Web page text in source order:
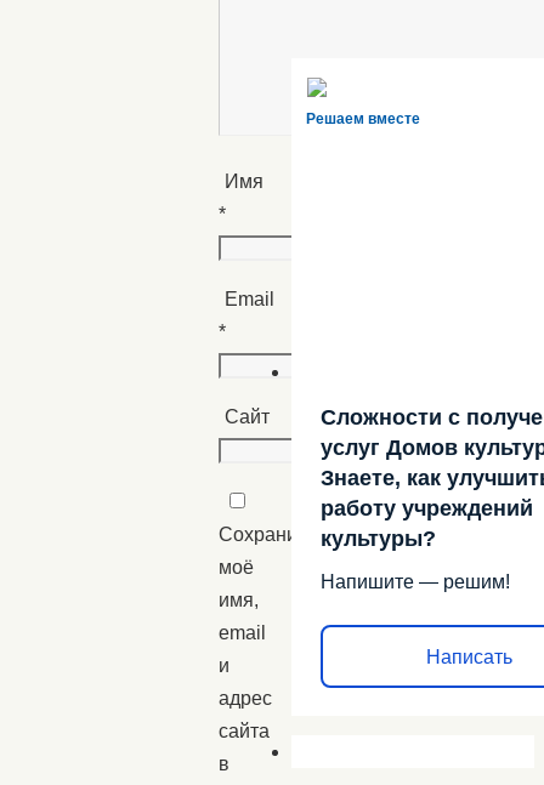
Имя
*
Email
*
Сайт
Сохранить
моё
имя,
email
и
адрес
сайта
в
Решаем вместе
Сложности с
услуг Домов
Знаете, как
работу учреждений
культуры?
Напишите — решим!
Написать